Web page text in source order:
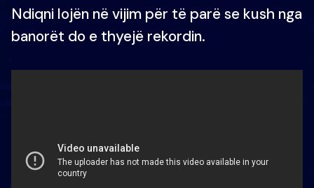
Ndiqni lojën në vijim për të parë se kush nga
banorët do e thyejë rekordin.